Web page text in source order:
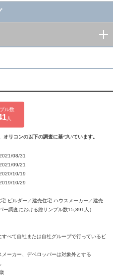
ル数
人
リコンの以下の調査に基づいています。
08/31
09/21
10/19
10/29
ビルダー／建売住宅 ハウスメーカー／建売
ー調査における総サンプル数15,891人）
すべて自社または自社グループで行っているビ
メーカー、デベロッパーは対象外とする